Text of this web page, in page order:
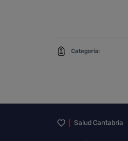
Categoría:
Inicio del
Salud Cantabria